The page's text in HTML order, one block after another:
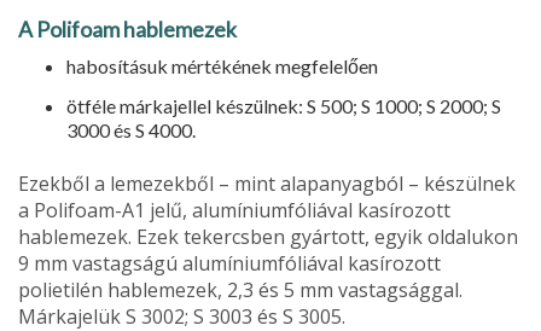
A Polifoam hablemezek
habosításuk mértékének megfelelően
ötféle márkajellel készülnek: S 500; S 1000; S 2000; S
3000 és S 4000.
Ezekből a lemezekből – mint alap­anyagból – készülnek
a Polifoam-A1 jelű, alumíniumfóliával kasírozott
hablemezek. Ezek tekercsben gyártott, egyik oldalukon
9 mm vastagságú alumíniumfóliával kasírozott
polietilén hablemezek, 2,3 és 5 mm vastagsággal.
Márkajelük S 3002; S 3003 és S 3005.